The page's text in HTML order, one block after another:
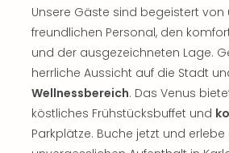
Unsere Gäste sind begeistert von
freundlichen Personal, den
und der ausgezeichneten Lage.
herrliche Aussicht auf die Stadt
Wellnessbereich. Das Venus
köstliches Frühstücksbuffet und
Parkplätze. Buche jetzt und erlebe